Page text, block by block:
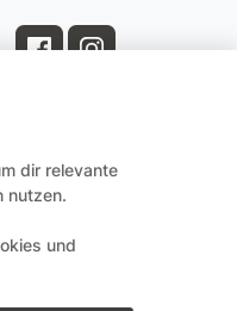
dir relevante
nutzen.
und